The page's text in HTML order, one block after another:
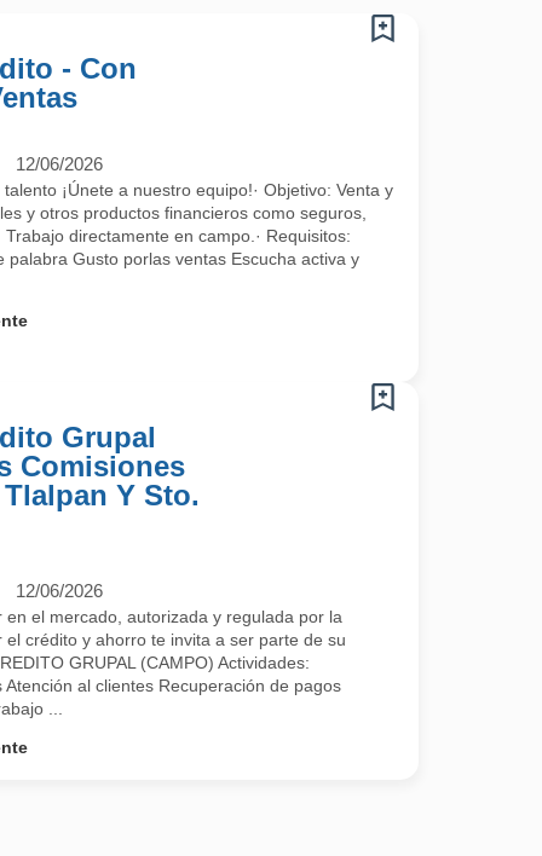
- Con
12/06/2026
¡Únete a nuestro equipo!· Objetivo: Venta y
y otros productos financieros como seguros,
directamente en campo.· Requisitos:
palabra Gusto porlas ventas Escucha activa y
Grupal
Comisiones
Y Sto.
12/06/2026
en el mercado, autorizada y regulada por la
crédito y ahorro te invita a ser parte de su
GRUPAL (CAMPO) Actividades:
al clientes Recuperación de pagos
...